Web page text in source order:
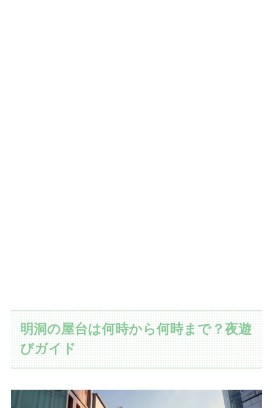
明洞の屋台は何時から何時まで？夜遊
びガイド